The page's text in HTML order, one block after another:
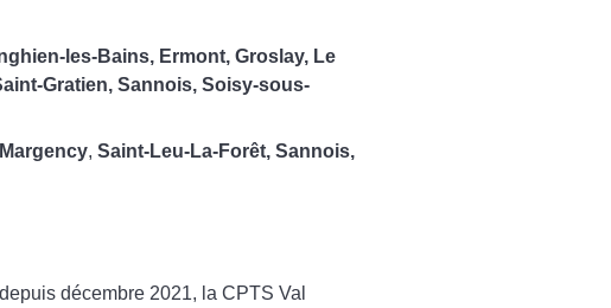
les-Bains, Ermont, Groslay, Le
Gratien, Sannois, Soisy-sous-
Margency, Saint-Leu-La-Forêt, Sannois,
décembre 2021, la CPTS Val